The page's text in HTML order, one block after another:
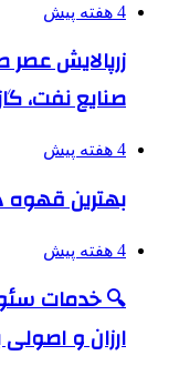
4 هفته پیش
صنایع نفت،
4 هفته پیش
بهترین قهوه
4 هفته پیش
ارزان و